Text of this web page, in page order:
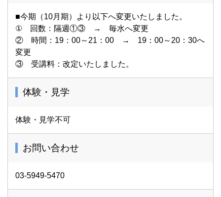
■今期（10月期）より以下へ変更いたしました。
① 回数：隔週①③ → 毎水へ変更
② 時間：19：00～21：00 → 19：00～20：30へ
変更
③ 受講料：改定いたしました。
体験・見学
体験・見学不可
お問い合わせ
03-5949-5470